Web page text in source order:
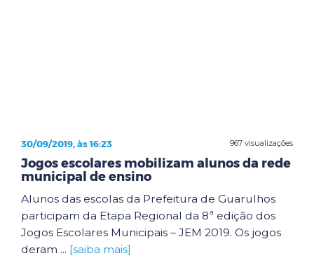
967 visualizações
30/09/2019, às 16:23
Jogos escolares mobilizam alunos da rede
municipal de ensino
Alunos das escolas da Prefeitura de Guarulhos
participam da Etapa Regional da 8ª edição dos
Jogos Escolares Municipais – JEM 2019. Os jogos
deram ... [saiba mais]